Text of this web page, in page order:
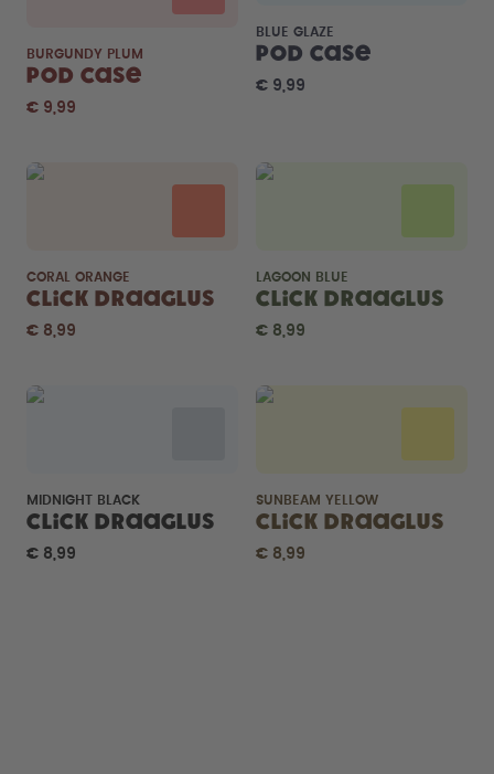
BURGUNDY PLUM
Pod Case
€ 9,99
BLUE GLAZE
Pod Case
€ 9,99
CORAL ORANGE
Click Draaglus
€ 8,99
LAGOON BLUE
Click Draaglus
€ 8,99
MIDNIGHT BLACK
Click Draaglus
€ 8,99
SUNBEAM YELLOW
Click Draaglus
€ 8,99